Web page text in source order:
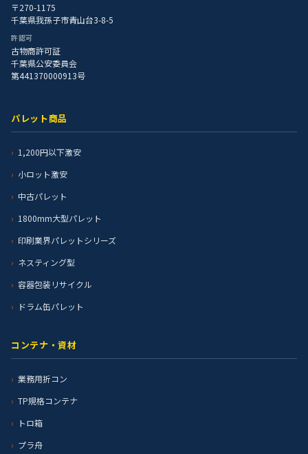
〒270-1175
千葉県我孫子市青山台3-8-5
許認可
古物商許可証
千葉県公安委員会
第441370000913号
パレット商品
1,200円以下激安
小ロット激安
中古パレット
1800mm大型パレット
印刷業界パレットシリーズ
ネスティング型
容器包装リサイクル
ドラム缶パレット
コンテナ・資材
業務用折コン
TP規格コンテナ
トロ箱
プラ舟